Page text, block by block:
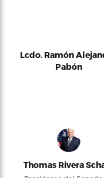
Lcdo. Ramón
Pabón
Thomas Rivera